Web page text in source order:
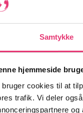
Samtykke
hjemmeside
bruger cookies til at
trafik. Vi deler
– hvad